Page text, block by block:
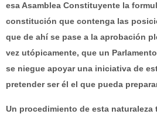
esa Asamblea Constituyente la
constitución que contenga las
que de ahí se pase a la aprobación
vez utópicamente, que un
se niegue apoyar una iniciativa de
pretender ser él el que pueda
Un procedimiento de esta naturaleza